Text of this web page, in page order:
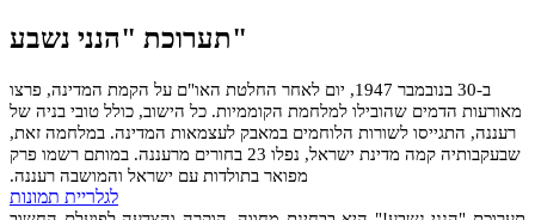
תערוכת "הנני נשבע"
ב-30 בנובמבר 1947, יום לאחר החלטת האו"ם על הקמת המדינה, פרצו
מאורעות הדמים שהובילו למלחמת הקוממיות. כל הישוב, כולל טובי בניה של
רעננה, התגייסו לשורות הלוחמים במאבק לעצמאות המדינה. במלחמה זאת,
שבעקבותיה קמה מדינת ישראל, נפלו 23 בחורים מרעננה. במותם רשמו פרק
מפואר בתולדות עם ישראל והמושבה רעננה.
לגלריית תמונות